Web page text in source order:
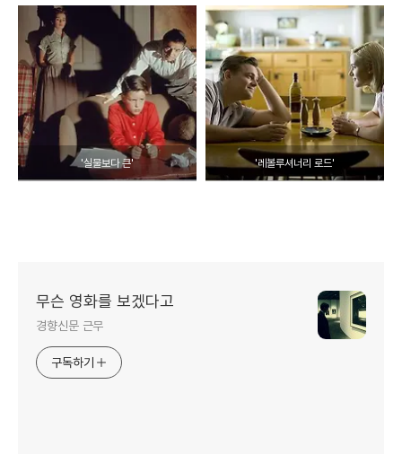
'실물보다 큰' '레볼루셔너리 로드'
무슨 영화를 보겠다고
경향신문 근무
구독하기